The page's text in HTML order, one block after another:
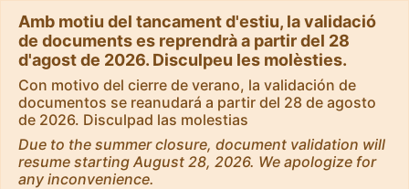
Amb motiu del tancament d'estiu, la validació
de documents es reprendrà a partir del 28
d'agost de 2026. Disculpeu les molèsties.
Con motivo del cierre de verano, la validación de
documentos se reanudará a partir del 28 de agosto
de 2026. Disculpad las molestias
Due to the summer closure, document validation will
resume starting August 28, 2026. We apologize for
any inconvenience.